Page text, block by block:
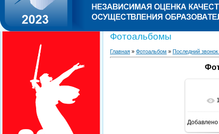
Фотоальбомы
Главная » Фотоальбом » Последний
Добавлено